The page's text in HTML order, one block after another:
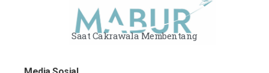
Saat Cakrawala Membentang